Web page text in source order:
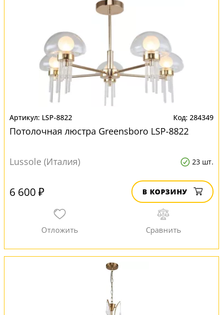
LSP-8822 284349
Потолочная люстра Greensboro LSP-8822
Lussole (Италия) 23 шт.
6 600 ₽ В КОРЗИНУ